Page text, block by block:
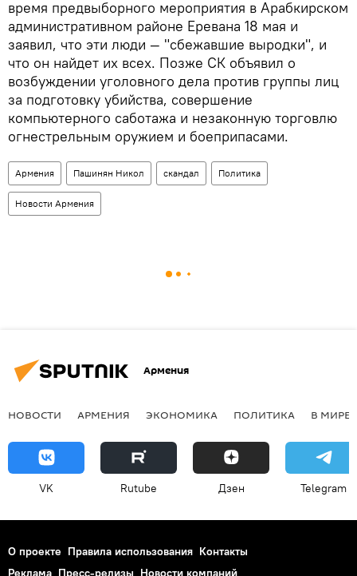
время предвыборного мероприятия в Арабкирском
административном районе Еревана 18 мая и
заявил, что эти люди — "сбежавшие выродки", и
что он найдет их всех. Позже СК объявил о
возбуждении уголовного дела против группы лиц
за подготовку убийства, совершение
компьютерного саботажа и незаконную торговлю
огнестрельным оружием и боеприпасами.
Армения Пашинян Никол скандал Политика
Новости Армения
Армения
НОВОСТИ АРМЕНИЯ ЭКОНОМИКА ПОЛИТИКА В МИРЕ
VK Rutube Дзен Telegram
О проекте Правила использования Контакты
Реклама Пресс-релизы Новости компаний